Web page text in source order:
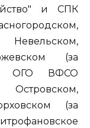
и СПК
(за
ОГО ВФСО
(за